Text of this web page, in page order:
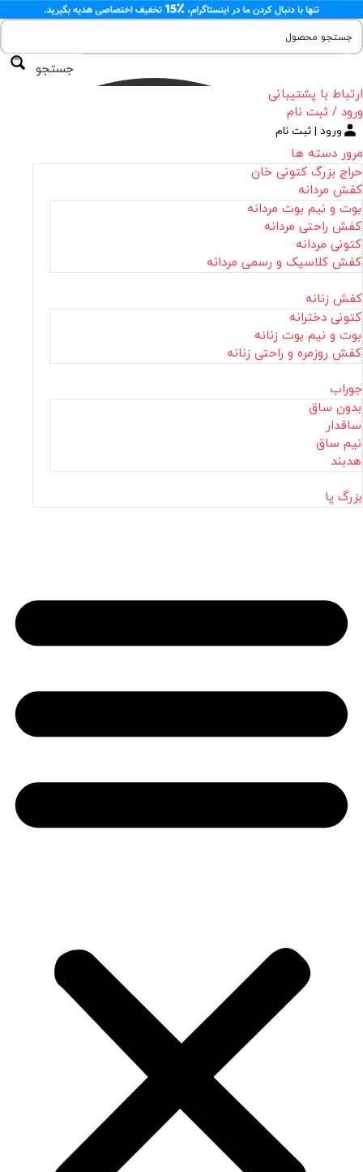
جستجو
ارتباط با پشتیبانی
ورود / ثبت نام
ورود | ثبت نام
مرور دسته ها
حراج بزرگ کتونی خان
کفش مردانه
بوت و نیم بوت مردانه
کفش راحتی مردانه
کتونی مردانه
کفش کلاسیک و رسمی مردانه
کفش زنانه
کتونی دخترانه
بوت و نیم بوت زنانه
کفش روزمره و راحتی زنانه
جوراب
بدون ساق
ساقدار
نیم ساق
هدبند
بزرگ پا